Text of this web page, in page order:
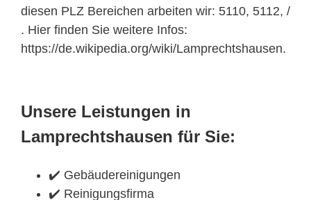
diesen PLZ Bereichen arbeiten wir: 5110, 5112, /
. Hier finden Sie weitere Infos:
https://de.wikipedia.org/wiki/Lamprechtshausen.
Unsere Leistungen in
Lamprechtshausen für Sie:
✔️ Gebäudereinigungen
✔️ Reinigungsfirma